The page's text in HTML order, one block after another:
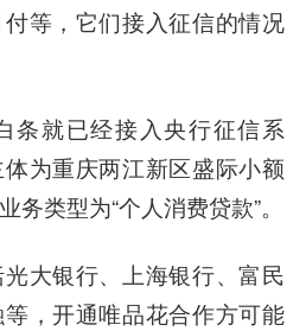
等，它们接入征信的情况
条就已经接入央行征信系
为重庆两江新区盛际小额
类型为“个人消费贷款”。
光大银行、 上海银行、富民
，开通唯品花合作方可能